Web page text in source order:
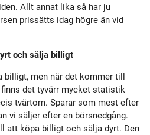
Allt annat lika så har ju
prissätts idag högre än vid
och sälja billigt
men när det kommer till
det tyvärr mycket statistik
tvärtom. Sparar som mest efter
vi säljer efter en börsnedgång.
att köpa billigt och sälja dyrt. Den